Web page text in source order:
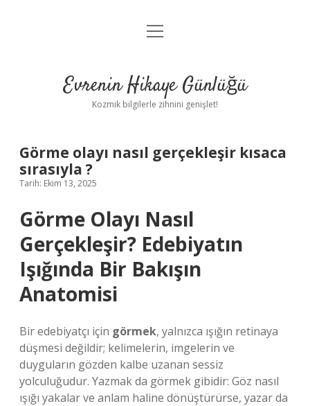
Anasayfa
Yasal Uyarı
menüyü
Evrenin Hikaye Günlüğü
Kozmik bilgilerle zihnini genişlet!
Görme olayı nasıl gerçekleşir kısaca
sırasıyla ?
Tarih: Ekim 13, 2025
Görme Olayı Nasıl
Gerçekleşir? Edebiyatın
Işığında Bir Bakışın
Anatomisi
Bir edebiyatçı için görmek, yalnızca ışığın retinaya
düşmesi değildir; kelimelerin, imgelerin ve
duyguların gözden kalbe uzanan sessiz
yolculuğudur. Yazmak da görmek gibidir: Göz nasıl
ışığı yakalar ve anlam haline dönüştürürse, yazar da